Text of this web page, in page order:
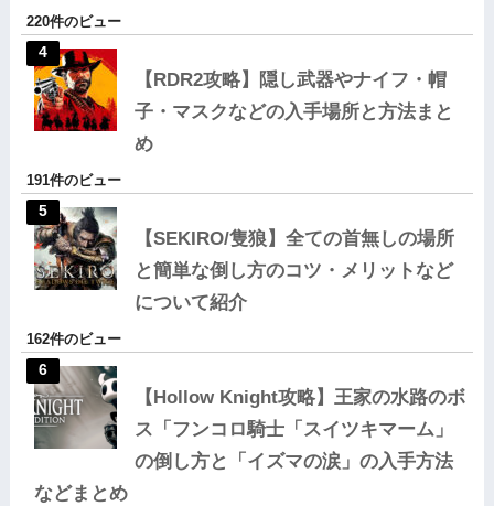
220件のビュー
【RDR2攻略】隠し武器やナイフ・帽
子・マスクなどの入手場所と方法まと
め
191件のビュー
【SEKIRO/隻狼】全ての首無しの場所
と簡単な倒し方のコツ・メリットなど
について紹介
162件のビュー
【Hollow Knight攻略】王家の水路のボ
ス「フンコロ騎士「スイツキマーム」
の倒し方と「イズマの涙」の入手方法
などまとめ